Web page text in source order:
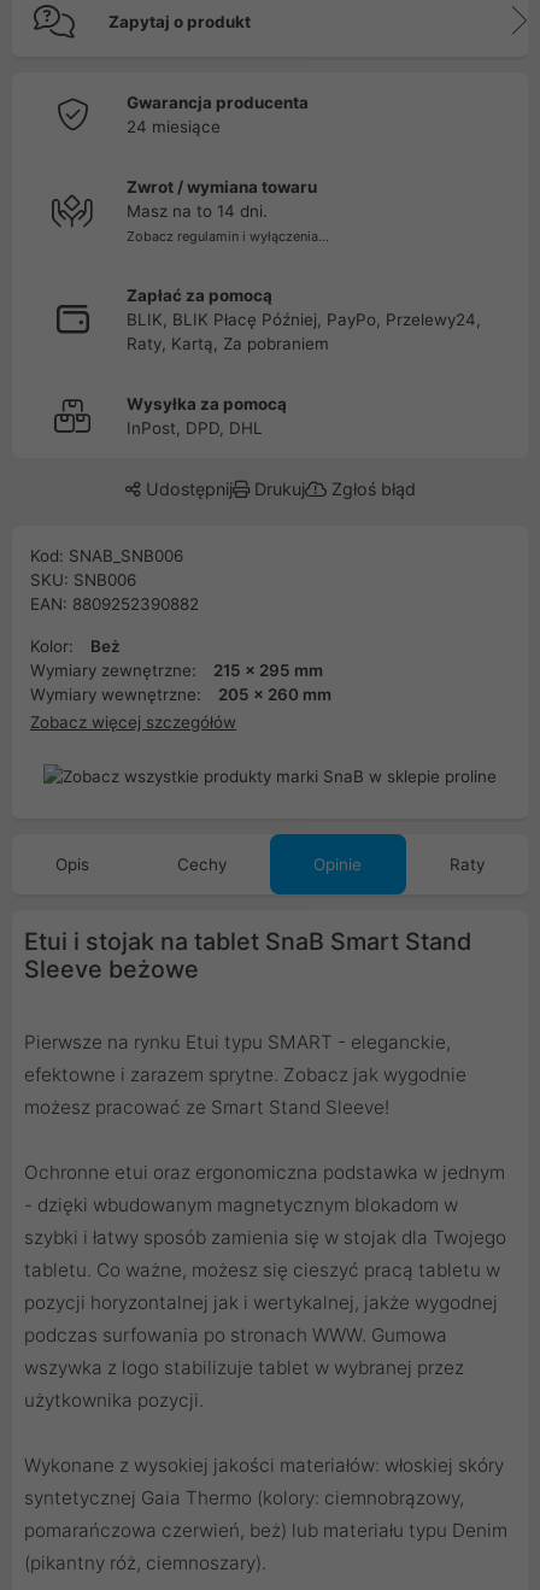
Zapytaj o produkt
Gwarancja producenta
24 miesiące
Zwrot / wymiana towaru
Masz na to 14 dni.
Zobacz regulamin i wyłączenia...
Zapłać za pomocą
BLIK, BLIK Płacę Później, PayPo, Przelewy24,
Raty, Kartą, Za pobraniem
Wysyłka za pomocą
InPost, DPD, DHL
Udostępnij Drukuj Zgłoś błąd
Kod: SNAB_SNB006
SKU: SNB006
EAN: 8809252390882
Kolor:
Beż
Wymiary zewnętrzne:
215 x 295 mm
Wymiary wewnętrzne:
205 x 260 mm
Zobacz więcej szczegółów
Opis Cechy Opinie Raty
Etui i stojak na tablet SnaB Smart Stand
Sleeve beżowe
Pierwsze na rynku Etui typu SMART - eleganckie,
efektowne i zarazem sprytne. Zobacz jak wygodnie
możesz pracować ze Smart Stand Sleeve!
Ochronne etui oraz ergonomiczna podstawka w jednym
- dzięki wbudowanym magnetycznym blokadom w
szybki i łatwy sposób zamienia się w stojak dla Twojego
tabletu. Co ważne, możesz się cieszyć pracą tabletu w
pozycji horyzontalnej jak i wertykalnej, jakże wygodnej
podczas surfowania po stronach WWW. Gumowa
wszywka z logo stabilizuje tablet w wybranej przez
użytkownika pozycji.
Wykonane z wysokiej jakości materiałów: włoskiej skóry
syntetycznej Gaia Thermo (kolory: ciemnobrązowy,
pomarańczowa czerwień, beż) lub materiału typu Denim
(pikantny róż, ciemnoszary).